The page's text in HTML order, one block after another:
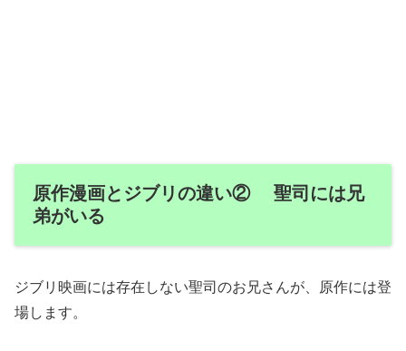
原作漫画とジブリの違い② 聖司には兄
弟がいる
ジブリ映画には存在しない聖司のお兄さんが、原作には登
場します。